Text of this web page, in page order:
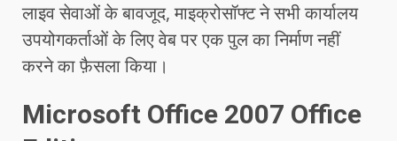
लाइव सेवाओं के बावजूद, माइक्रोसॉफ्ट ने सभी कार्यालय
उपयोगकर्ताओं के लिए वेब पर एक पुल का निर्माण नहीं
करने का फ़ैसला किया।
Microsoft Office 2007 Office